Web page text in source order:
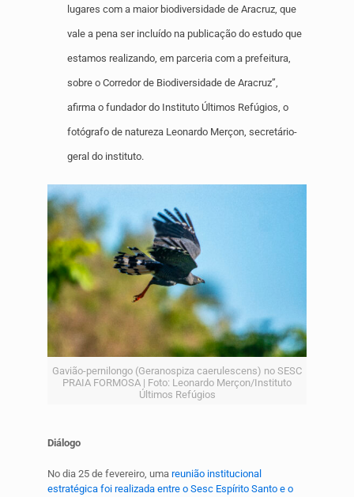
lugares com a maior biodiversidade de Aracruz, que
vale a pena ser incluído na publicação do estudo que
estamos realizando, em parceria com a prefeitura,
sobre o Corredor de Biodiversidade de Aracruz”,
afirma o fundador do Instituto Últimos Refúgios, o
fotógrafo de natureza Leonardo Merçon, secretário-
geral do instituto.
Gavião-pernilongo (Geranospiza caerulescens) no SESC
PRAIA FORMOSA | Foto: Leonardo Merçon/Instituto
Últimos Refúgios
Diálogo
No dia 25 de fevereiro, uma reunião institucional
estratégica foi realizada entre o Sesc Espírito Santo e o